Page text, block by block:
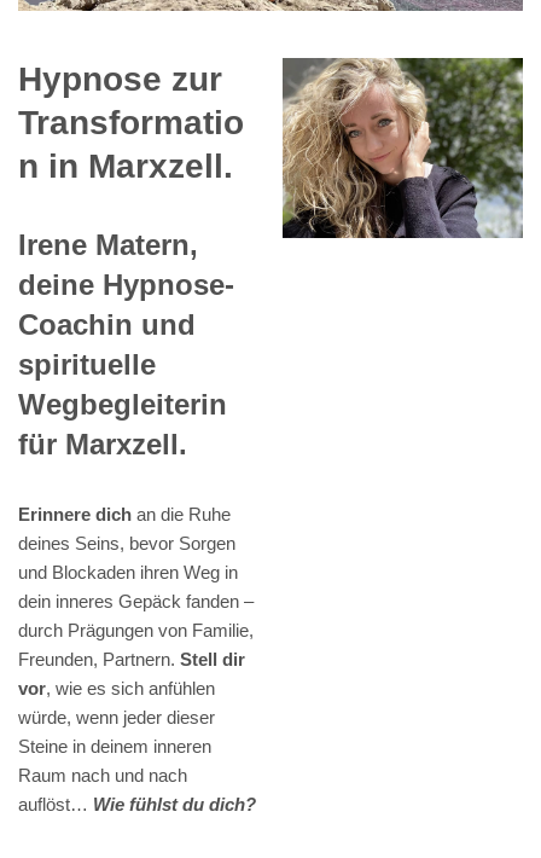
Hypnose zur
Transformatio
n in Marxzell.
Irene Matern,
deine Hypnose-
Coachin und
spirituelle
Wegbegleiterin
für Marxzell.
Erinnere dich an die Ruhe
deines Seins, bevor Sorgen
und Blockaden ihren Weg in
dein inneres Gepäck fanden –
durch Prägungen von Familie,
Freunden, Partnern. Stell dir
vor, wie es sich anfühlen
würde, wenn jeder dieser
Steine in deinem inneren
Raum nach und nach
auflöst… Wie fühlst du dich?